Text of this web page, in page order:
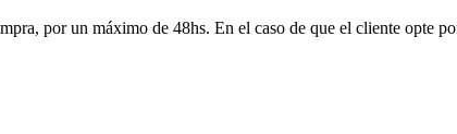
por un máximo de 48hs. En el caso de que el cliente opte